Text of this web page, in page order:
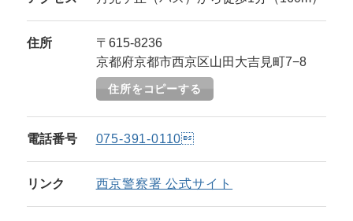
住所
〒615-8236
京都府京都市西京区山田大吉見町7−8
住所をコピーする
電話番号 075-391-0110
リンク 西京警察署 公式サイト